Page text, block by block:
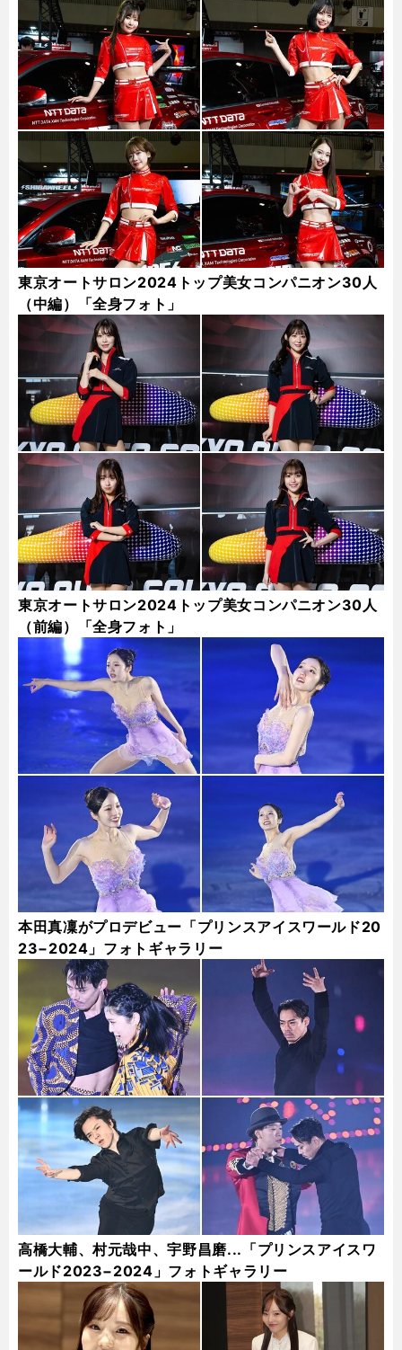
東京オートサロン2024トップ美女コンパニオン30人
（中編）「全身フォト」
東京オートサロン2024トップ美女コンパニオン30人
（前編）「全身フォト」
本田真凜がプロデビュー「プリンスアイスワールド20
23−2024」フォトギャラリー
高橋大輔、村元哉中、宇野昌磨...「プリンスアイスワ
ールド2023−2024」フォトギャラリー